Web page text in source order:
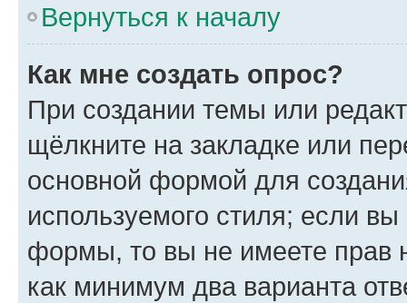
Вернуться к началу
Как мне создать опрос?
При создании темы или
щёлкните на закладке или
основной формой для
используемого стиля; если
формы, то вы не имеете прав
как минимум два варианта